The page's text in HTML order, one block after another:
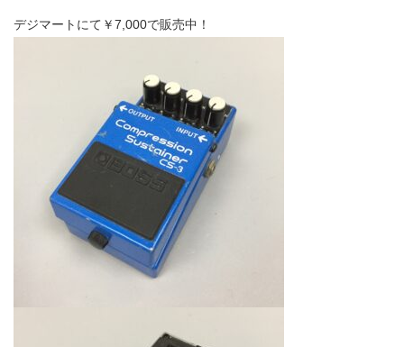
デジマートにて￥7,000で販売中！